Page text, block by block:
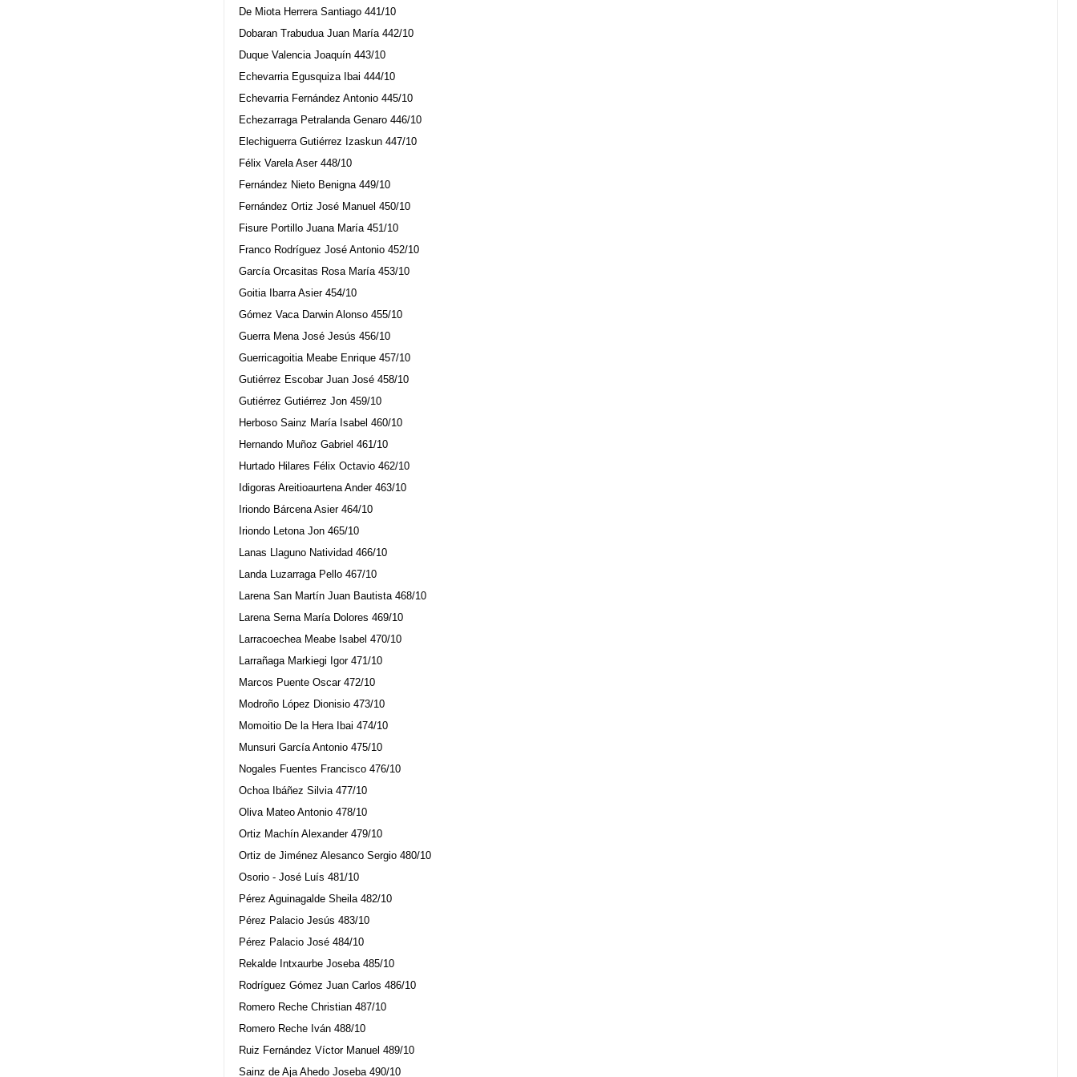
De Miota Herrera Santiago 441/10
Dobaran Trabudua Juan María 442/10
Duque Valencia Joaquín 443/10
Echevarria Egusquiza Ibai 444/10
Echevarria Fernández Antonio 445/10
Echezarraga Petralanda Genaro 446/10
Elechiguerra Gutiérrez Izaskun 447/10
Félix Varela Aser 448/10
Fernández Nieto Benigna 449/10
Fernández Ortiz José Manuel 450/10
Fisure Portillo Juana María 451/10
Franco Rodríguez José Antonio 452/10
García Orcasitas Rosa María 453/10
Goitia Ibarra Asier 454/10
Gómez Vaca Darwin Alonso 455/10
Guerra Mena José Jesús 456/10
Guerricagoitia Meabe Enrique 457/10
Gutiérrez Escobar Juan José 458/10
Gutiérrez Gutiérrez Jon 459/10
Herboso Sainz María Isabel 460/10
Hernando Muñoz Gabriel 461/10
Hurtado Hilares Félix Octavio 462/10
Idigoras Areitioaurtena Ander 463/10
Iriondo Bárcena Asier 464/10
Iriondo Letona Jon 465/10
Lanas Llaguno Natividad 466/10
Landa Luzarraga Pello 467/10
Larena San Martín Juan Bautista 468/10
Larena Serna María Dolores 469/10
Larracoechea Meabe Isabel 470/10
Larrañaga Markiegi Igor 471/10
Marcos Puente Oscar 472/10
Modroño López Dionisio 473/10
Momoitio De la Hera Ibai 474/10
Munsuri García Antonio 475/10
Nogales Fuentes Francisco 476/10
Ochoa Ibáñez Silvia 477/10
Oliva Mateo Antonio 478/10
Ortiz Machín Alexander 479/10
Ortiz de Jiménez Alesanco Sergio 480/10
Osorio - José Luís 481/10
Pérez Aguinagalde Sheila 482/10
Pérez Palacio Jesús 483/10
Pérez Palacio José 484/10
Rekalde Intxaurbe Joseba 485/10
Rodríguez Gómez Juan Carlos 486/10
Romero Reche Christian 487/10
Romero Reche Iván 488/10
Ruiz Fernández Víctor Manuel 489/10
Sainz de Aja Ahedo Joseba 490/10